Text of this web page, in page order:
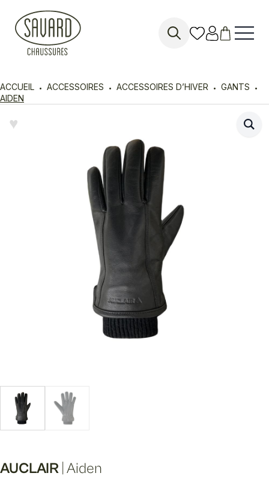
ACCUEIL ACCESSOIRES ACCESSOIRES D’HIVER
GANTS
AIDEN
♥︎
AUCLAIR Aiden